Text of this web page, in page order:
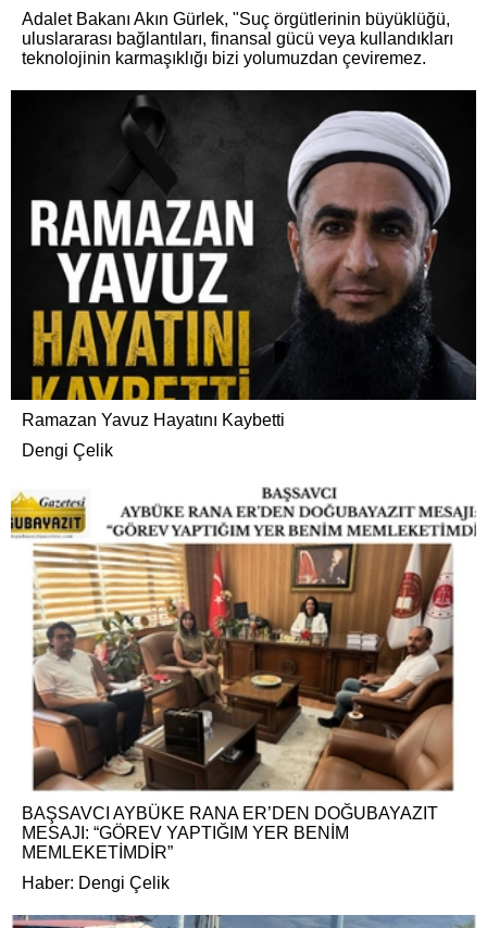
Adalet Bakanı Akın Gürlek, "Suç örgütlerinin büyüklüğü,
uluslararası bağlantıları, finansal gücü veya kullandıkları
teknolojinin karmaşıklığı bizi yolumuzdan çeviremez.
Ramazan Yavuz Hayatını Kaybetti
Dengi Çelik
BAŞSAVCI AYBÜKE RANA ER’DEN DOĞUBAYAZIT
MESAJI: “GÖREV YAPTIĞIM YER BENİM
MEMLEKETİMDİR”
Haber: Dengi Çelik